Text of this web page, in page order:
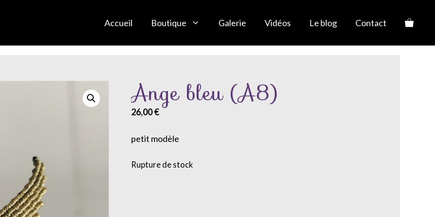
Accueil Boutique Galerie Vidéos Le blog Contact
Ange bleu (A8)
26,00€
petit modèle
Rupture de stock